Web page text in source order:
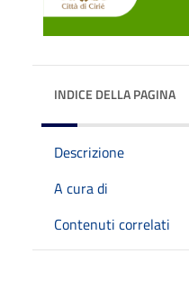
INDICE DELLA PAGINA
Descrizione
A cura di
Contenuti correlati